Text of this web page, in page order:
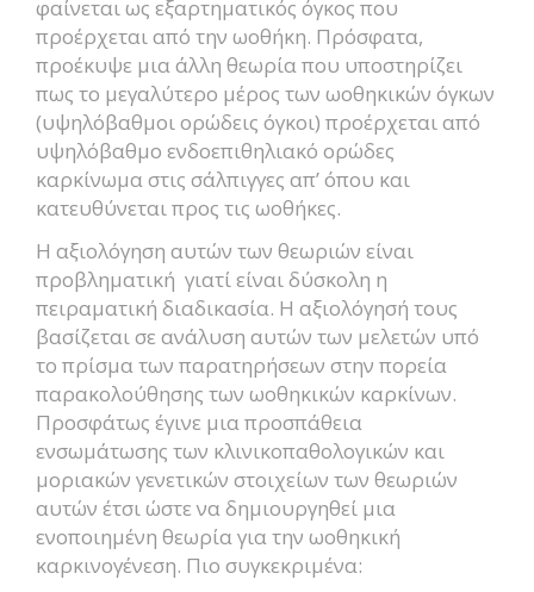
φαίνεται ως εξαρτηματικός όγκος που
προέρχεται από την ωοθήκη. Πρόσφατα,
προέκυψε μια άλλη θεωρία που υποστηρίζει
πως το μεγαλύτερο μέρος των ωοθηκικών όγκων
(υψηλόβαθμοι ορώδεις όγκοι) προέρχεται από
υψηλόβαθμο ενδοεπιθηλιακό ορώδες
καρκίνωμα στις σάλπιγγες απ’ όπου και
κατευθύνεται προς τις ωοθήκες.
Η αξιολόγηση αυτών των θεωριών είναι
προβληματική γιατί είναι δύσκολη η
πειραματική διαδικασία. Η αξιολόγησή τους
βασίζεται σε ανάλυση αυτών των μελετών υπό
το πρίσμα των παρατηρήσεων στην πορεία
παρακολούθησης των ωοθηκικών καρκίνων.
Προσφάτως έγινε μια προσπάθεια
ενσωμάτωσης των κλινικοπαθολογικών και
μοριακών γενετικών στοιχείων των θεωριών
αυτών έτσι ώστε να δημιουργηθεί μια
ενοποιημένη θεωρία για την ωοθηκική
καρκινογένεση. Πιο συγκεκριμένα: